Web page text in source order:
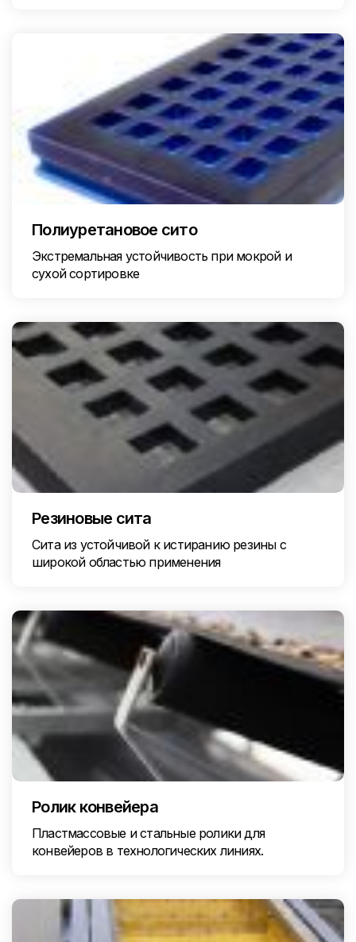
Полиуретановое сито
Экстремальная устойчивость при мокрой и
сухой сортировке
Резиновые сита
Сита из устойчивой к истиранию резины с
широкой областью применения
Ролик конвейера
Пластмассовые и стальные ролики для
конвейеров в технологических линиях.